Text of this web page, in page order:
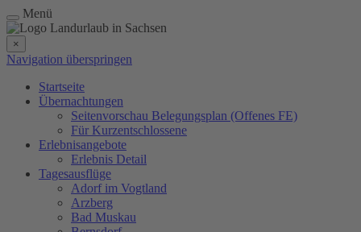
Menü
×
Navigation überspringen
Startseite
Übernachtungen
Seitenvorschau Belegungsplan (Offenes FE)
Für Kurzentschlossene
Erlebnisangebote
Erlebnis Detail
Tagesausflüge
Adorf im Vogtland
Arzberg
Bad Muskau